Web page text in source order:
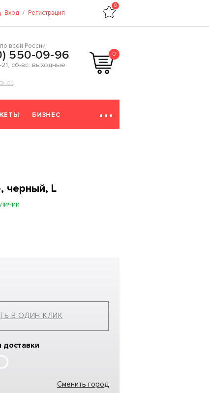
Вход / Регистрация
0
всей России
550-09-96
21, сб-вс: выходные
0
БИЗНЕС
черный, L
В ОДИН КЛИК
доставки
Сменить город